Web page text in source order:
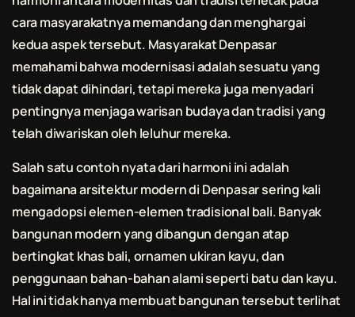
cara masyarakatnya memandang dan menghargai
kedua aspek tersebut. Masyarakat Denpasar
memahami bahwa modernisasi adalah sesuatu yang
tidak dapat dihindari, tetapi mereka juga menyadari
pentingnya menjaga warisan budaya dan tradisi yang
telah diwariskan oleh leluhur mereka.
Salah satu contoh nyata dari harmoni ini adalah
bagaimana arsitektur modern di Denpasar sering kali
mengadopsi elemen-elemen tradisional bali. Banyak
bangunan modern yang dibangun dengan atap
bertingkat khas bali, ornamen ukiran kayu, dan
penggunaan bahan-bahan alami seperti batu dan kayu.
Hal ini tidak hanya membuat bangunan tersebut terlihat